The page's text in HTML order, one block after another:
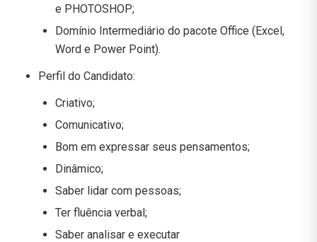
e PHOTOSHOP;
Domínio Intermediário do pacote Office (Excel,
Word e Power Point).
Perfil do Candidato:
Criativo;
Comunicativo;
Bom em expressar seus pensamentos;
Dinâmico;
Saber lidar com pessoas;
Ter fluência verbal;
Saber analisar e executar